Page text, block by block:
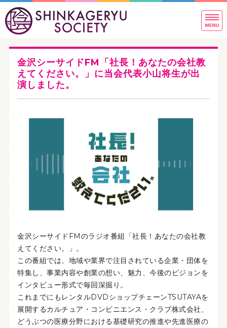
新
ホーム
稽古内容のご案内
稽古生の声とQ&A
金沢シーサイドFM「社長！あなたの会社教
えてください。」に当会代表小山将生が出
演しました。
金沢シーサイドFMのラジオ番組「社長！あなたの会社教
えてください。」。
この番組では、地域や業界で注目されている企業・団体を
特集し、事業内容や創業の想い、魅力、今後のビジョンを
インタビュー形式で毎回深掘り。
これまでにもレンタルDVDショップチェーンTSUTAYAを
展開するカルチュア・コンビニエンス・クラブ株式会社、
どうぶつの医療分野における基礎研究の推進や先進医療の